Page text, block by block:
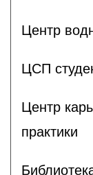
Центр
ЦСП
Центр
практики